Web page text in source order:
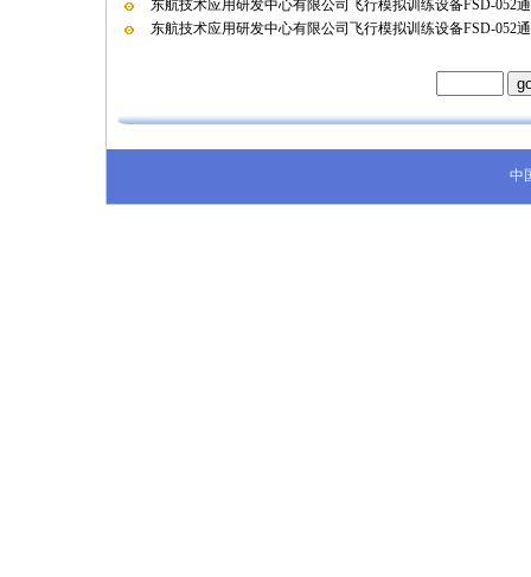
东航技术应用研发中心有限公司飞行模拟训练设备FSD-052
东航技术应用研发中心有限公司飞行模拟训练设备FSD-052
中